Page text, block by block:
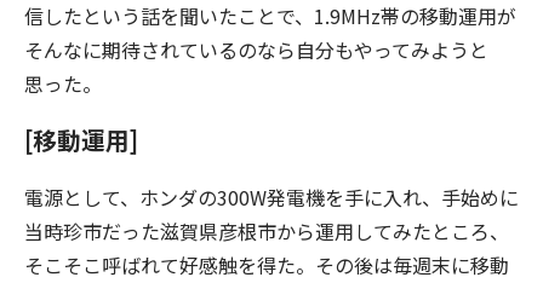
信したという話を聞いたことで、1.9MHz帯の移動運用が
そんなに期待されているのなら自分もやってみようと
思った。
[移動運用]
電源として、ホンダの300W発電機を手に入れ、手始めに
当時珍市だった滋賀県彦根市から運用してみたところ、
そこそこ呼ばれて好感触を得た。その後は毎週末に移動